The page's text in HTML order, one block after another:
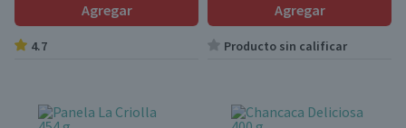
Agregar
4.7
Agregar
Producto sin calificar